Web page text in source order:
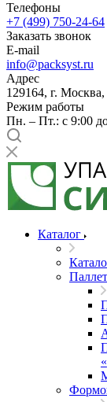
Телефоны
+7 (499) 750-24-64
Заказать звонок
E-mail
info@packsyst.ru
Адрес
129164, г.
Режим работы
Пн. – Пт.: с 9:00
Каталог